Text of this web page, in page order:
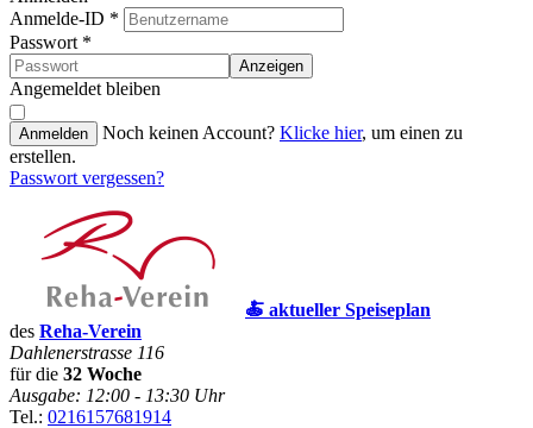
Anmelde-ID *
Passwort *
Anzeigen
Angemeldet bleiben
Anmelden Noch keinen Account? Klicke hier, um einen zu
erstellen.
Passwort vergessen?
🍝 aktueller Speiseplan
des Reha-Verein
Dahlenerstrasse 116
für die 32 Woche
Ausgabe: 12:00 - 13:30 Uhr
Tel.: 0216157681914